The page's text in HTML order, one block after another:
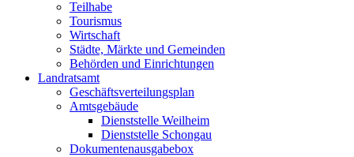
Teilhabe
Tourismus
Wirtschaft
Städte, Märkte und Gemeinden
Behörden und Einrichtungen
Landratsamt
Geschäftsverteilungsplan
Amtsgebäude
Dienststelle Weilheim
Dienststelle Schongau
Dokumentenausgabebox